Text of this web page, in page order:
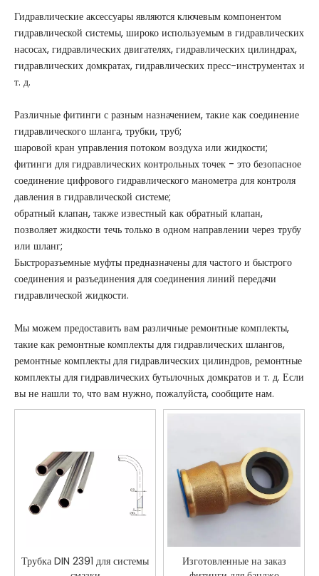
Гидравлические аксессуары являются ключевым компонентом
гидравлической системы, широко используемым в гидравлических
насосах, гидравлических двигателях, гидравлических цилиндрах,
гидравлических домкратах, гидравлических пресс-инструментах и
​​т. д.
Различные фитинги с разным назначением, такие как соединение
гидравлического шланга, трубки, труб;
шаровой кран управления потоком воздуха или жидкости;
фитинги для гидравлических контрольных точек - это безопасное
соединение цифрового гидравлического манометра для контроля
давления в гидравлической системе;
обратный клапан, также известный как обратный клапан,
позволяет жидкости течь только в одном направлении через трубу
или шланг;
Быстроразъемные муфты предназначены для частого и быстрого
соединения и разъединения для соединения линий передачи
гидравлической жидкости.
Мы можем предоставить вам различные ремонтные комплекты,
такие как ремонтные комплекты для гидравлических шлангов,
ремонтные комплекты для гидравлических цилиндров, ремонтные
комплекты для гидравлических бутылочных домкратов и т. д. Если
вы не нашли то, что вам нужно, пожалуйста, сообщите нам.
Трубка DIN 2391 для системы
Изготовленные на заказ